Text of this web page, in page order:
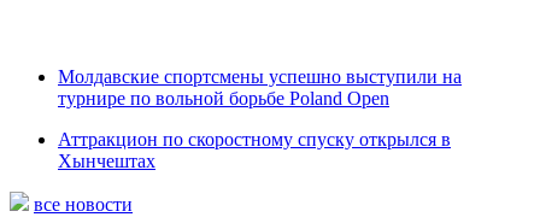
Молдавские спортсмены успешно выступили на
турнире по вольной борьбе Poland Open
Аттракцион по скоростному спуску открылся в
Хынчештах
все новости